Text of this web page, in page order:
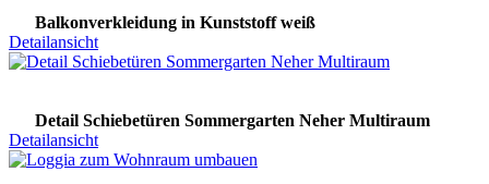
Balkonverkleidung in Kunststoff weiß
Detailansicht
Detail Schiebetüren Sommergarten Neher Multiraum
Detailansicht